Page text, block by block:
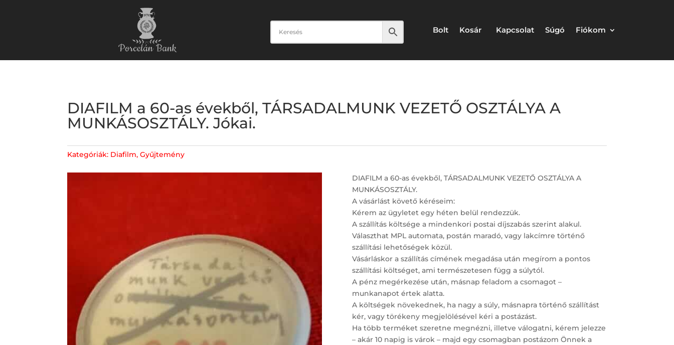
Bolt Kosár Kapcsolat Súgó Fiókom
DIAFILM a 60-as évekből, TÁRSADALMUNK VEZETŐ OSZTÁLYA A
MUNKÁSOSZTÁLY. Jókai.
Kategóriák: Diafilm,Gyűjtemény
DIAFILM a 60-as évekből, TÁRSADALMUNK VEZETŐ OSZTÁLYA A
MUNKÁSOSZTÁLY.
A vásárlást követő kéréseim:
Kérem az ügyletet egy héten belül rendezzük.
A szállítás költsége a mindenkori postai díjszabás szerint alakul.
Választhat MPL automata, postán maradó, vagy lakcímre történő
szállítási lehetőségek közül.
Vásárláskor a szállítás címének megadása után megírom a pontos
szállítási költséget, ami természetesen függ a súlytól.
A pénz megérkezése után, másnap feladom a csomagot –
munkanapot értek alatta.
A költségek növekednek, ha nagy a súly, másnapra történő szállítást
kér, vagy törékeny megjelölésével kéri a postázást.
Ha több terméket szeretne megnézni, illetve válogatni, kérem jelezze
– akár 10 napig is várok – majd egy csomagban postázom Önnek a